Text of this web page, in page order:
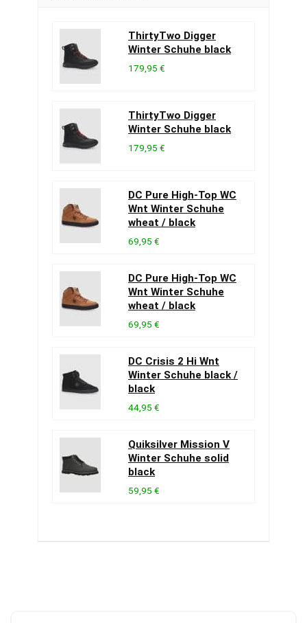
ThirtyTwo Digger
Winter Schuhe black
179,95 €
ThirtyTwo Digger
Winter Schuhe black
179,95 €
DC Pure High-Top WC
Wnt Winter Schuhe
wheat / black
69,95 €
DC Pure High-Top WC
Wnt Winter Schuhe
wheat / black
69,95 €
DC Crisis 2 Hi Wnt
Winter Schuhe black /
black
44,95 €
Quiksilver Mission V
Winter Schuhe solid
black
59,95 €